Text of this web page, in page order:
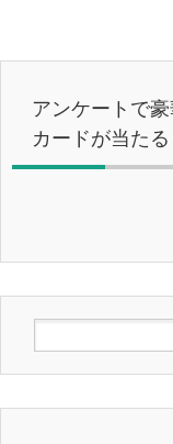
アンケートで
カードが当たる